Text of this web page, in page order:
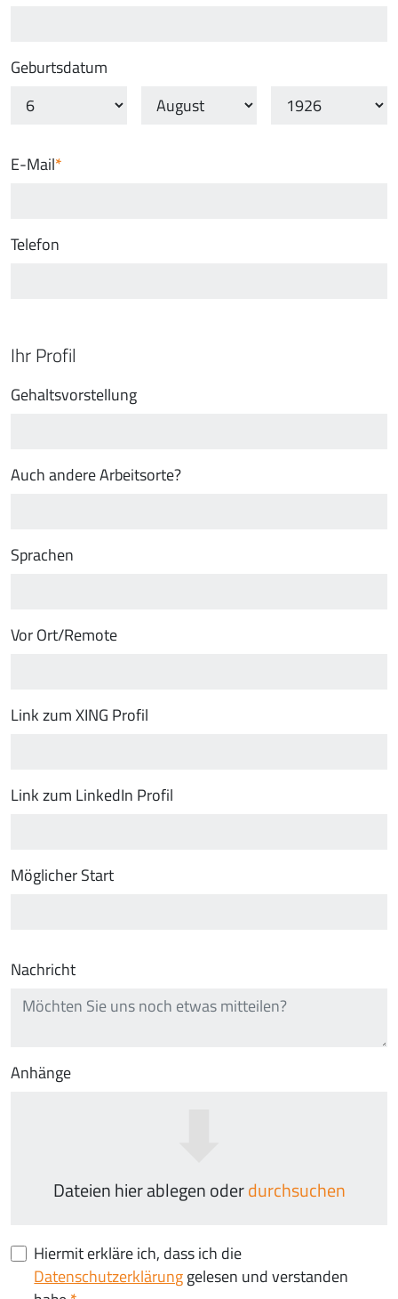
Geburtsdatum
E-Mail
Telefon
Ihr Profil
Gehaltsvorstellung
Auch andere Arbeitsorte?
Sprachen
Vor Ort/Remote
Link zum XING Profil
Link zum LinkedIn Profil
Möglicher Start
Nachricht
Anhänge
Dateien hier ablegen oderdurchsuchen
Hiermit erkläre ich, dass ich die
Datenschutzerklärunggelesen und verstanden